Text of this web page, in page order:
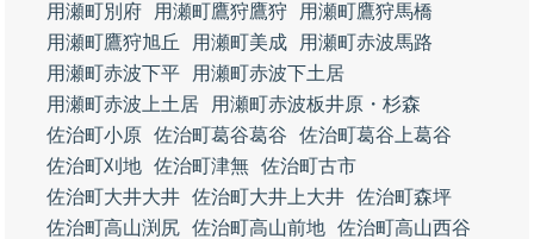
用瀬町別府
用瀬町鷹狩鷹狩
用瀬町鷹狩馬橋
用瀬町鷹狩旭丘
用瀬町美成
用瀬町赤波馬路
用瀬町赤波下平
用瀬町赤波下土居
用瀬町赤波上土居
用瀬町赤波板井原・杉森
佐治町小原 佐治町葛谷葛谷
佐治町葛谷上葛谷
佐治町刈地 佐治町津無 佐治町古市
佐治町大井大井 佐治町大井上大井 佐治町森坪
佐治町高山渕尻 佐治町高山前地 佐治町高山西谷